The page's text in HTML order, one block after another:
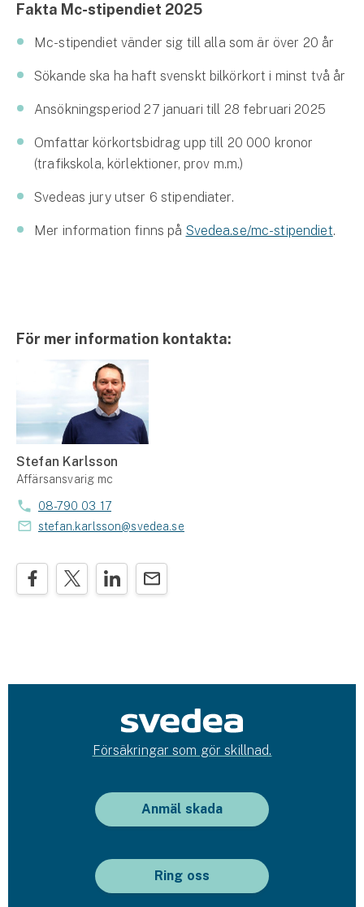
Fakta Mc-stipendiet 2025
Mc-stipendiet vänder sig till alla som är över 20 år
Sökande ska ha haft svenskt bilkörkort i minst två år
Ansökningsperiod 27 januari till 28 februari 2025
Omfattar körkortsbidrag upp till 20 000 kronor
(trafikskola, körlektioner, prov m.m.)
Svedeas jury utser 6 stipendiater.
Mer information finns på Svedea.se/mc-stipendiet.
För mer information kontakta:
Stefan Karlsson
Affärsansvarig mc
08-790 03 17
stefan.karlsson@svedea.se
Försäkringar som gör skillnad.
Anmäl skada
Ring oss